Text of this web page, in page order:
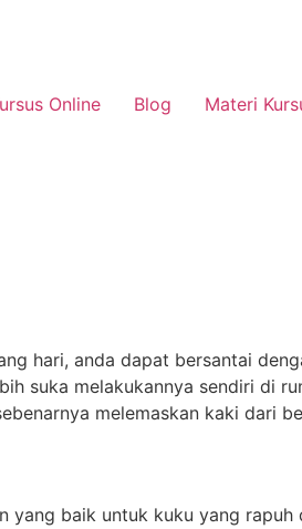
Online Blog Materi
hari, anda dapat bersantai
suka melakukannya sendiri di
melemaskan kaki dari
yang baik untuk kuku yang